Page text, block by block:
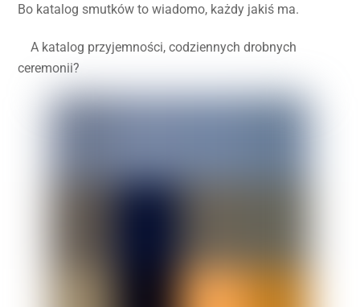
Bo katalog smutków to wiadomo, każdy jakiś ma.
A katalog przyjemności, codziennych drobnych
ceremonii?